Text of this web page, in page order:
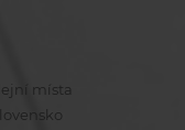
místa